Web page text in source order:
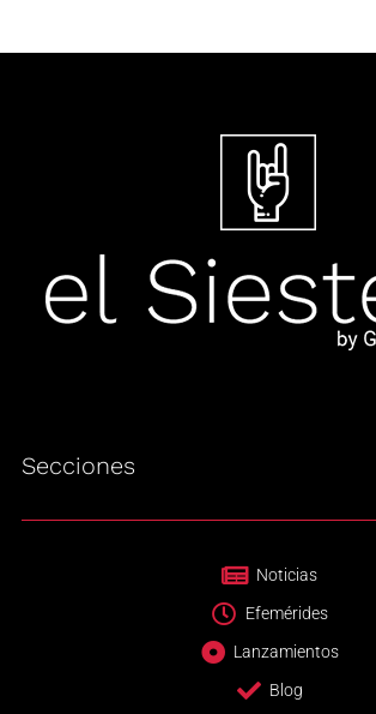
Secciones
Noticias
Efemérides
Lanzamientos
Blog